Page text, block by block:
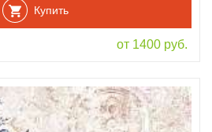
Купить
от 1400 руб.